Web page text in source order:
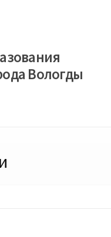
Вологды